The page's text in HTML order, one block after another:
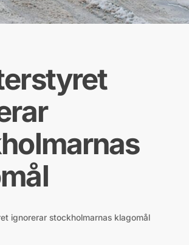
ignorerar stockholmarnas klagomål